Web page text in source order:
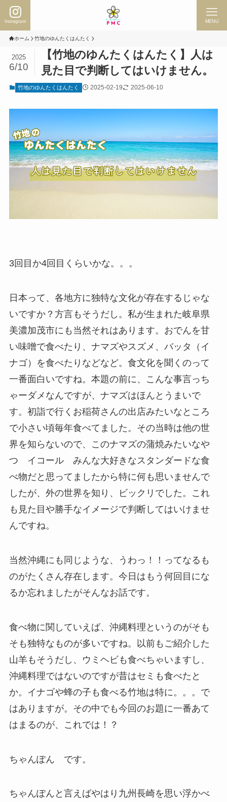
Instagram MENU
ホーム 竹地のゆんたくはんたく
【竹地のゆんたくはんたく】人は
見た目で判断してはいけません。
2025
6/10
竹地のゆんたくはんたく 2025-02-19 2025-06-10
3回目か4回目くらいかな。。。
日本って、各地方に独特な文化が存在するじゃな
いですか？方言もそうだし。私が生まれた岐阜県
美濃加茂市にも当然それはあります。おでんを甘
い味噌で食べたり、ナマズやスズメ、バッタ（イ
ナゴ）を食べたりなどなど。食文化を聞くのって
一番面白いですね。本題の前に、こんな事言っち
ゃーダメなんですが、ナマズはほんとうまいで
す。初詣で行くお稲荷さんの出店みたいなところ
で小さい頃毎年食べてました。その当時は他の世
界を知らないので、このナマズの蒲焼みたいなや
つ イコール みんな大好きなスタンダードな食
べ物だと思ってましたから特に何も思いませんで
したが、外の世界を知り、ビックリでした。これ
も見た目や勝手なイメージで判断してはいけませ
んですね。
当然沖縄にも同じような、うわっ！！ってなるも
のがたくさん存在します。今日はもう何回目にな
るか忘れましたがそんなお話です。
食べ物に関していえば、沖縄料理というのがそも
そも独特なものが多いですね。以前もご紹介した
山羊もそうだし、ウミヘビも食べちゃいますし、
沖縄料理ではないのですが昔はセミも食べたと
か。イナゴや蜂の子も食べる竹地は特に。。。で
はありますが。その中でも今回のお題に一番あて
はまるのが、これでは！？
ちゃんぽん です。
ちゃんぽんと言えばやはり九州長崎を思い浮かべ